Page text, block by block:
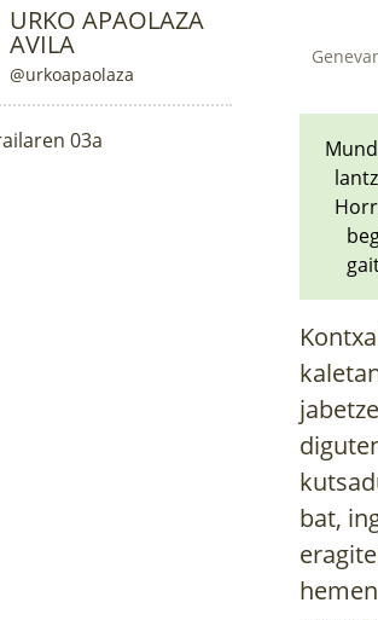
URKO APAOLAZA
AVILA
@urkoapaolaza
03a
bat,